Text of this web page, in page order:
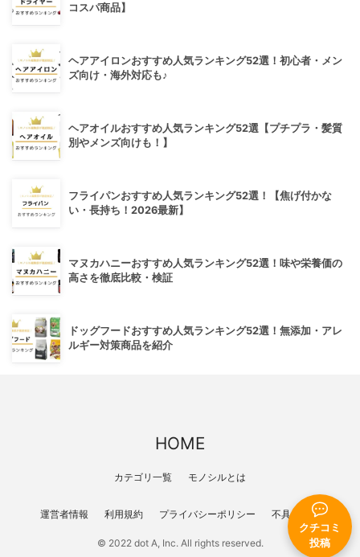
クチコミ
投稿
コスパ商品】
ヘアアイロンおすすめ人気ランキング52選！初心者・メン
ズ向け・海外対応も♪
ヘアオイルおすすめ人気ランキング52選【プチプラ・髪質
別やメンズ向けも！】
フライパンおすすめ人気ランキング52選！【焦げ付かな
い・長持ち！2026最新】
マヌカハニーおすすめ人気ランキング52選！味や栄養価の
高さを徹底比較・検証
ドッグフードおすすめ人気ランキング52選！無添加・アレ
ルギー対策商品を紹介
HOME
カテゴリ一覧 モノシルとは
運営者情報 利用規約 プライバシーポリシー 不具合報告
© 2022 dot A, Inc. All rights reserved.